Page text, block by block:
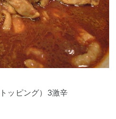
トッピング）3激辛